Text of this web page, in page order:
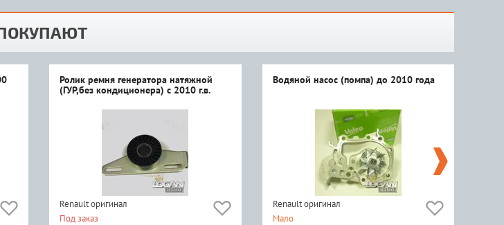
Ролик ремня генератора натяжной
(ГУР,без кондиционера) с 2010 г.в.
Renault оригинал
Под заказ
Водяной насос (помпа) до 2010 года
Renault оригинал
Мало